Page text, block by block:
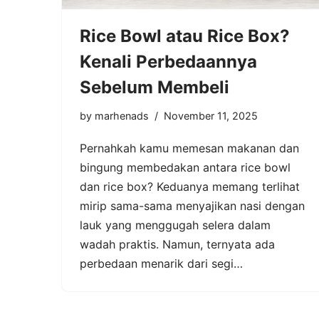
Rice Bowl atau Rice Box?
Kenali Perbedaannya
Sebelum Membeli
by marhenads November 11, 2025
Pernahkah kamu memesan makanan dan
bingung membedakan antara rice bowl
dan rice box? Keduanya memang terlihat
mirip sama-sama menyajikan nasi dengan
lauk yang menggugah selera dalam
wadah praktis. Namun, ternyata ada
perbedaan menarik dari segi…